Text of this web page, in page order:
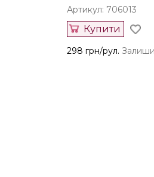
Артикул: 706013
Купити
298 грн/рул.